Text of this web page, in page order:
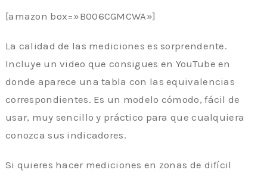
[amazon box=»B006CGMCWA»]
La calidad de las mediciones es sorprendente.
Incluye un video que consigues en YouTube en
donde aparece una tabla con las equivalencias
correspondientes. Es un modelo cómodo, fácil de
usar, muy sencillo y práctico para que cualquiera
conozca sus indicadores.
Si quieres hacer mediciones en zonas de difícil